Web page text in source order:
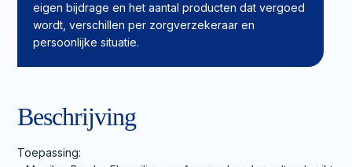
eigen bijdrage en het aantal producten dat vergoed
wordt, verschillen per zorgverzekeraar en
persoonlijke situatie.
Beschrijving
Toepassing: